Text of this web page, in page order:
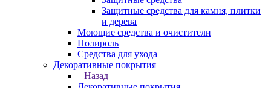
Защитные средства для камня, плитки
и дерева
Моющие средства и очистители
Полироль
Средства для ухода
Декоративные покрытия
Назад